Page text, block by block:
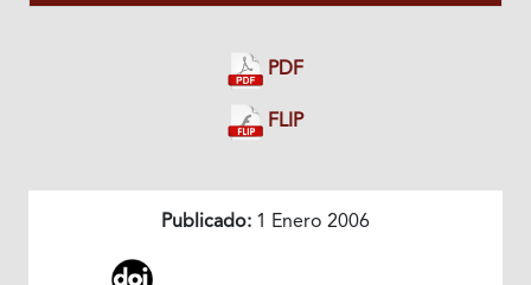
PDF
FLIP
Publicado: 1 Enero 2006